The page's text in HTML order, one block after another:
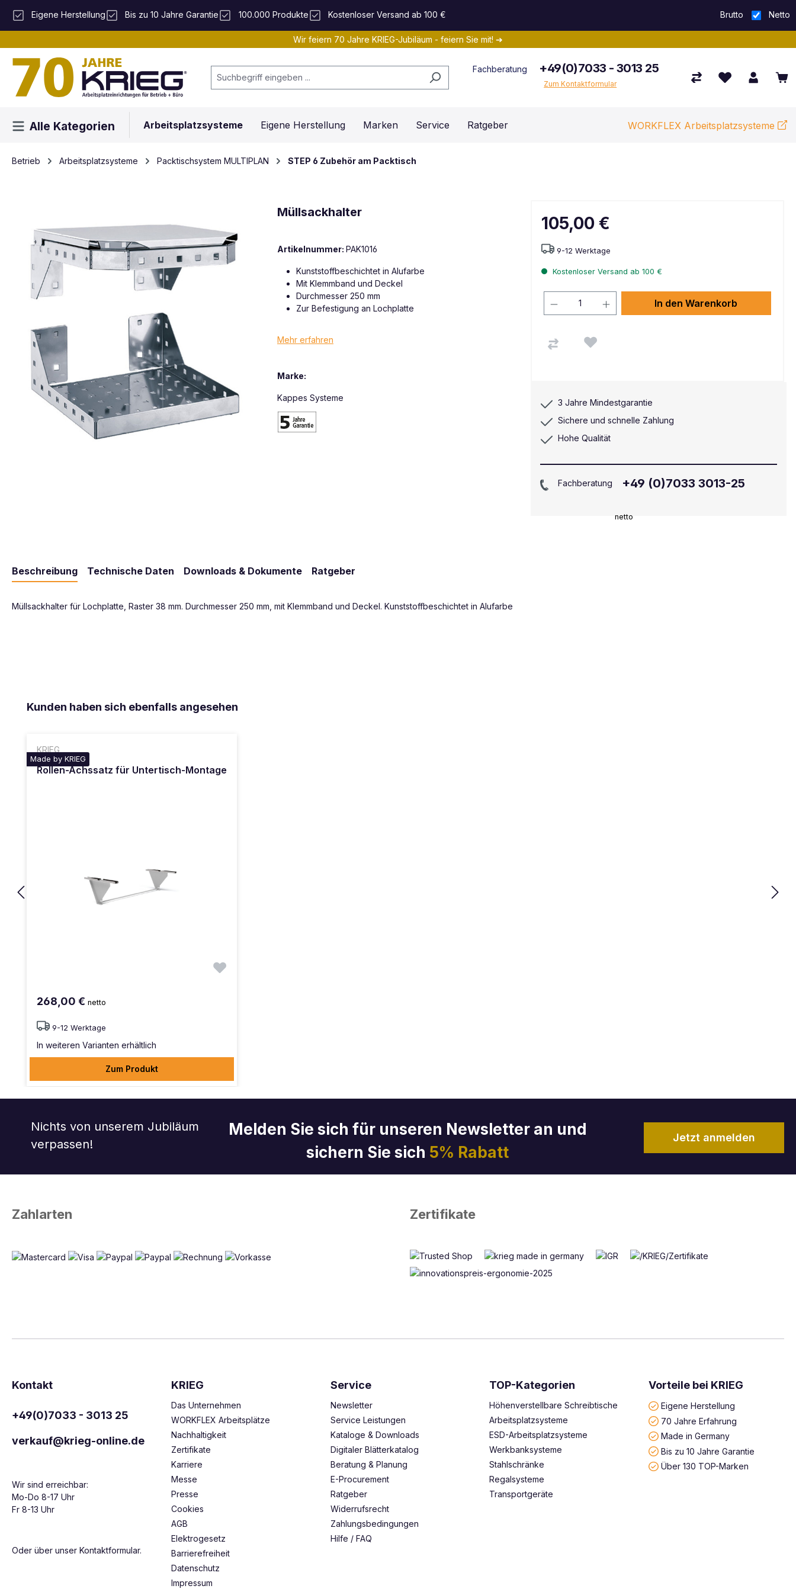
Hauptinhalt springen
Zur Suche springen
Zur Hauptnavigation springen
Eigene Herstellung Bis zu 10 Jahre Garantie 100.000 Produkte Kostenloser Versand ab 100 € Brutto Netto
Wir feiern 70 Jahre KRIEG-Jubiläum - feiern Sie mit! ➔
Fachberatung +49(0)7033 - 3013 25
Zum Kontaktformular
Alle Kategorien Arbeitsplatzsysteme Eigene Herstellung Marken Service Ratgeber WORKFLEX Arbeitsplatzsysteme
Betrieb Arbeitsplatzsysteme Packtischsystem MULTIPLAN STEP 6 Zubehör am Packtisch
Müllsackhalter
Artikelnummer: PAK1016
Kunststoffbeschichtet in Alufarbe
Mit Klemmband und Deckel
Durchmesser 250 mm
Zur Befestigung an Lochplatte
Mehr erfahren
Marke:
Kappes Systeme
105,00 €
netto
9-12 Werktage
Kostenloser Versand ab 100 €
In den Warenkorb
3 Jahre Mindestgarantie
Sichere und schnelle Zahlung
Hohe Qualität
Fachberatung +49 (0)7033 3013-25
Beschreibung Technische Daten Downloads & Dokumente Ratgeber
Müllsackhalter für Lochplatte, Raster 38 mm. Durchmesser 250 mm, mit Klemmband und Deckel. Kunststoffbeschichtet in Alufarbe
Produktgalerie überspringen
Kunden haben sich ebenfalls angesehen
KRIEG
Made by KRIEG
Rollen-Achssatz für Untertisch-Montage
268,00 € netto
9-12 Werktage
In weiteren Varianten erhältlich
Zum Produkt
Nichts von unserem Jubiläum
verpassen!
Melden Sie sich für unseren Newsletter an und
sichern Sie sich 5% Rabatt
Jetzt anmelden
Zahlarten Zertifikate
Kontakt
+49(0)7033 - 3013 25
verkauf@krieg-online.de
Wir sind erreichbar:
Mo-Do 8-17 Uhr
Fr 8-13 Uhr
Oder über unser Kontaktformular.
KRIEG
Das Unternehmen
WORKFLEX Arbeitsplätze
Nachhaltigkeit
Zertifikate
Karriere
Messe
Presse
Cookies
AGB
Elektrogesetz
Barrierefreiheit
Datenschutz
Impressum
Service
Newsletter
Service Leistungen
Kataloge & Downloads
Digitaler Blätterkatalog
Beratung & Planung
E-Procurement
Ratgeber
Widerrufsrecht
Zahlungsbedingungen
Hilfe / FAQ
TOP-Kategorien
Höhenverstellbare Schreibtische
Arbeitsplatzsysteme
ESD-Arbeitsplatzsysteme
Werkbanksysteme
Stahlschränke
Regalsysteme
Transportgeräte
Vorteile bei KRIEG
Eigene Herstellung
70 Jahre Erfahrung
Made in Germany
Bis zu 10 Jahre Garantie
Über 130 TOP-Marken